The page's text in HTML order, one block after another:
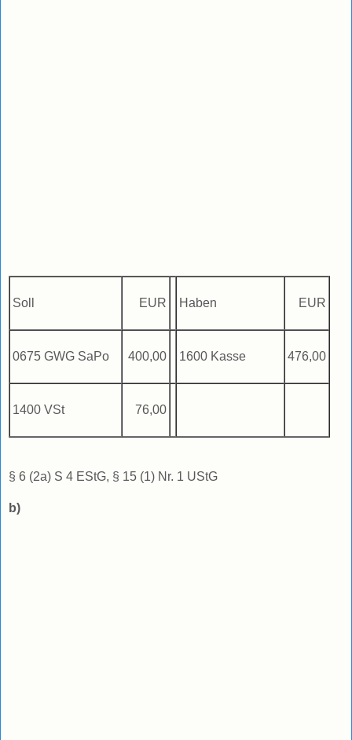
Soll EUR Haben EUR
0675 GWG SaPo 400,00 1600 Kasse 476,00
1400 VSt 76,00
§ 6 (2a) S 4 EStG, § 15 (1) Nr. 1 UStG
b)